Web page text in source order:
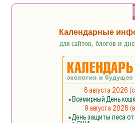
Календарные
для сайтов, блогов и